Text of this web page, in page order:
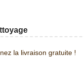
la livraison gratuite !